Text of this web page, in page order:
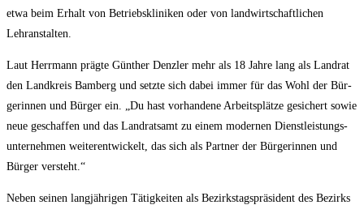
etwa beim Erhalt von Betriebs­kli­ni­ken oder von land­wirt­schaft­li­chen
Lehranstalten.
Laut Herr­mann präg­te Gün­ther Denz­ler mehr als 18 Jah­re lang als Land­rat
den Land­kreis Bam­berg und setz­te sich dabei immer für das Wohl der Bür­
ge­rin­nen und Bür­ger ein. „Du hast vor­han­de­ne Arbeits­plät­ze gesi­chert sowie
neue geschaf­fen und das Land­rats­amt zu einem moder­nen Dienst­leis­tungs­
un­ter­neh­men wei­ter­ent­wi­ckelt, das sich als Part­ner der Bür­ge­rin­nen und
Bür­ger versteht.“
Neben sei­nen lang­jäh­ri­gen Tätig­kei­ten als Bezirks­tags­prä­si­dent des Bezirks